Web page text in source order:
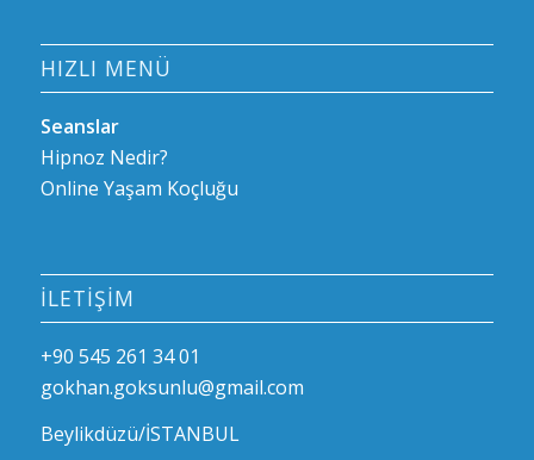
HIZLI MENÜ
Seanslar
Hipnoz Nedir?
Online Yaşam Koçluğu
İLETIŞIM
+90 545 261 34 01
gokhan.goksunlu@gmail.com
Beylikdüzü/İSTANBUL